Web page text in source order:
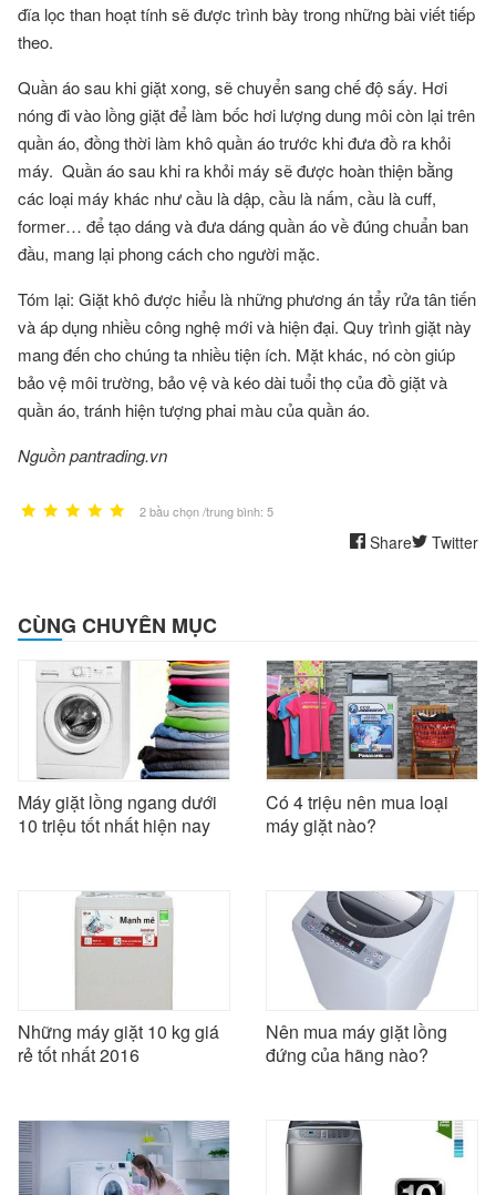
đĩa lọc than hoạt tính sẽ được trình bày trong những bài viết tiếp
theo.
Quần áo sau khi giặt xong, sẽ chuyển sang chế độ sấy. Hơi
nóng đi vào lồng giặt để làm bốc hơi lượng dung môi còn lại trên
quần áo, đồng thời làm khô quần áo trước khi đưa đồ ra khỏi
máy. Quần áo sau khi ra khỏi máy sẽ được hoàn thiện bằng
các loại máy khác như cầu là dập, cầu là nấm, cầu là cuff,
former… để tạo dáng và đưa dáng quần áo về đúng chuẩn ban
đầu, mang lại phong cách cho người mặc.
Tóm lại: Giặt khô được hiểu là những phương án tẩy rửa tân tiến
và áp dụng nhiều công nghệ mới và hiện đại. Quy trình giặt này
mang đến cho chúng ta nhiều tiện ích. Mặt khác, nó còn giúp
bảo vệ môi trường, bảo vệ và kéo dài tuổi thọ của đồ giặt và
quần áo, tránh hiện tượng phai màu của quần áo.
Nguồn pantrading.vn
2 bầu chọn /trung bình: 5
Share Twitter
CÙNG CHUYÊN MỤC
Máy giặt lồng ngang dưới
10 triệu tốt nhất hiện nay
Có 4 triệu nên mua loại
máy giặt nào?
Những máy giặt 10 kg giá
rẻ tốt nhất 2016
Nên mua máy giặt lồng
đứng của hãng nào?